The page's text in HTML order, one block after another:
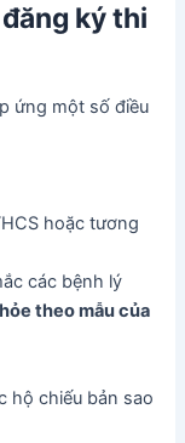
ký thi
ứng một số điều
hoặc tương
các bệnh lý
theo mẫu của
hộ chiếu bản sao